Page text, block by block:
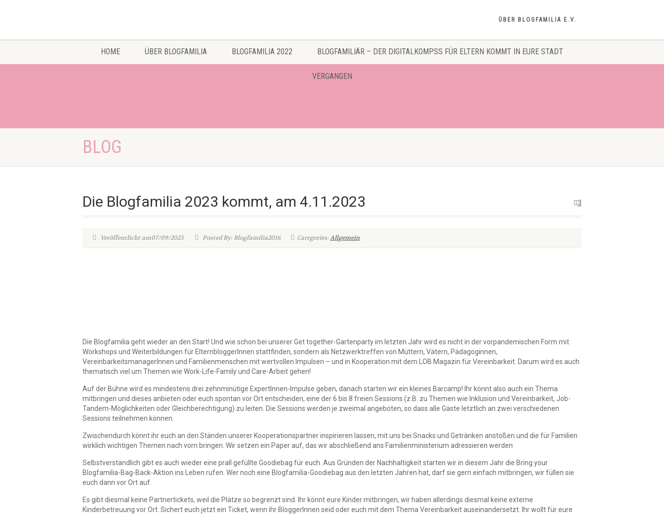
ÜBER BLOGFAMILIA E.V.
HOME ÜBER BLOGFAMILIA BLOGFAMILIA 2022 BLOGFAMILIÄR – DER DIGITALKOMPSS FÜR ELTERN KOMMT IN EURE STADT
VERGANGEN
BLOG
3
Die Blogfamilia 2023 kommt, am 4.11.2023
Veröffentlicht am07/09/2023 Posted By: Blogfamilia2016 Categories:Allgemein
Die Blogfamilia geht wieder an den Start! Und wie schon bei unserer Get together-Gartenparty im letzten Jahr wird es nicht in der vorpandemischen Form mit
Workshops und Weiterbildungen für ElternbloggerInnen stattfinden, sondern als Netzwerktreffen von Müttern, Vätern, Pädagoginnen,
VereinbarkeitsmanagerInnen und Familienmenschen mit wertvollen Impulsen – und in Kooperation mit dem
LOB Magazin für Vereinbarkeit . Darum wird es auch
thematisch viel um Themen wie Work-Life-Family und Care-Arbeit gehen!
Auf der Bühne wird es mindestens drei zehnminütige ExpertInnen-Impulse geben, danach starten wir ein kleines Barcamp! Ihr könnt also auch ein Thema
mitbringen und dieses anbieten oder euch spontan vor Ort entscheiden, eine der 6 bis 8 freien Sessions (z.B. zu Themen wie Inklusion und Vereinbarkeit, Job-
Tandem-Möglichkeiten oder Gleichberechtigung) zu leiten. Die Sessions werden je zweimal angeboten, so dass alle Gäste letztlich an zwei verschiedenen
Sessions teilnehmen können.
Zwischendurch könnt ihr euch an den Ständen unserer Kooperationspartnerinspirieren lassen, mit uns bei Snacks und Getränken anstoßen und die für Familien
wirklich wichtigen Themen nach vorn bringen. Wir setzen ein Paper auf, das wir abschließend ans Familienministerium adressieren werden
Selbstverständlich gibt es auch wieder eine prall gefüllte Goodiebag für euch. Aus Gründen der Nachhaltigkeit starten wir in diesem Jahr die Bring your
Blogfamilia-Bag-Back-Aktion ins Leben rufen. Wer noch eine Blogfamilia-Goodiebag aus den letzten Jahren hat, darf sie gern einfach mitbringen, wir füllen sie
euch dann vor Ort auf.
Es gibt diesmal keine Partnertickets, weil die Plätze so begrenzt sind. Ihr könnt eure Kinder mitbringen, wir haben allerdings diesmal keine externe
Kinderbetreuung vor Ort. Sichert euch jetzt ein Ticket, wenn ihr BloggerInnen seid oder euch mit dem Thema Vereinbarkeit auseinandersetzt. Ihr wollt für eure